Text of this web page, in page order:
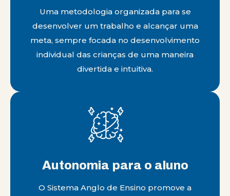
Uma metodologia organizada para se
desenvolver um trabalho e alcançar uma
meta, sempre focada no desenvolvimento
individual das crianças de uma maneira
divertida e intuitiva.
Autonomia para o aluno
O Sistema Anglo de Ensino promove a